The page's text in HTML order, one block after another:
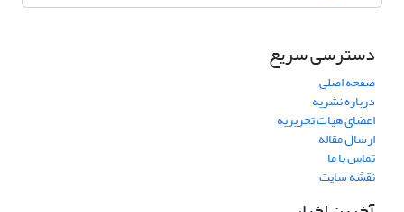
دسترسی سریع
صفحه اصلی
درباره نشریه
اعضای هیات تحریریه
ارسال مقاله
تماس با ما
نقشه سایت